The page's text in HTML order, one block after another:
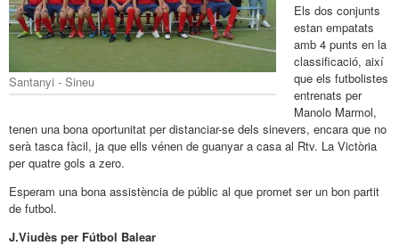
Santanyi - Sineu
Els dos conjunts
estan empatats
amb 4 punts en la
classificació, així
que els futbolistes
entrenats per
Manolo Marmol,
tenen una bona oportunitat per distanciar-se dels sinevers, encara que no
serà tasca fàcil, ja que ells vénen de guanyar a casa al Rtv. La Victòria
per quatre gols a zero.
Esperam una bona assistència de públic al que promet ser un bon partit
de futbol.
J.Viudès per Fútbol Balear